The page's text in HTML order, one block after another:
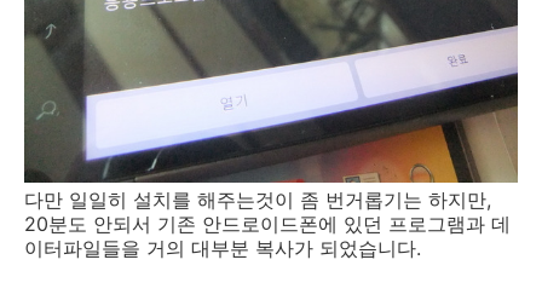
다만 일일히 설치를 해주는것이 좀 번거롭기는 하지만,
20분도 안되서 기존 안드로이드폰에 있던 프로그램과 데
이터파일들을 거의 대부분 복사가 되었습니다.